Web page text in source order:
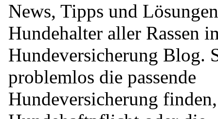
News, Tipps und
Hundehalter aller Rassen
Hundeversicherung Blog.
problemlos die passende
Hundeversicherung